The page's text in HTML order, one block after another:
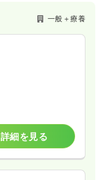
一般＋療養
詳細を見る